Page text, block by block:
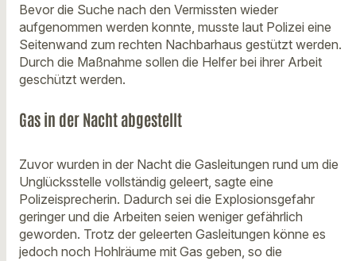
Bevor die Suche nach den Vermissten wieder
aufgenommen werden konnte, musste laut Polizei eine
Seitenwand zum rechten Nachbarhaus gestützt werden.
Durch die Maßnahme sollen die Helfer bei ihrer Arbeit
geschützt werden.
Gas in der Nacht abgestellt
Zuvor wurden in der Nacht die Gasleitungen rund um die
Unglücksstelle vollständig geleert, sagte eine
Polizeisprecherin. Dadurch sei die Explosionsgefahr
geringer und die Arbeiten seien weniger gefährlich
geworden. Trotz der geleerten Gasleitungen könne es
jedoch noch Hohlräume mit Gas geben, so die